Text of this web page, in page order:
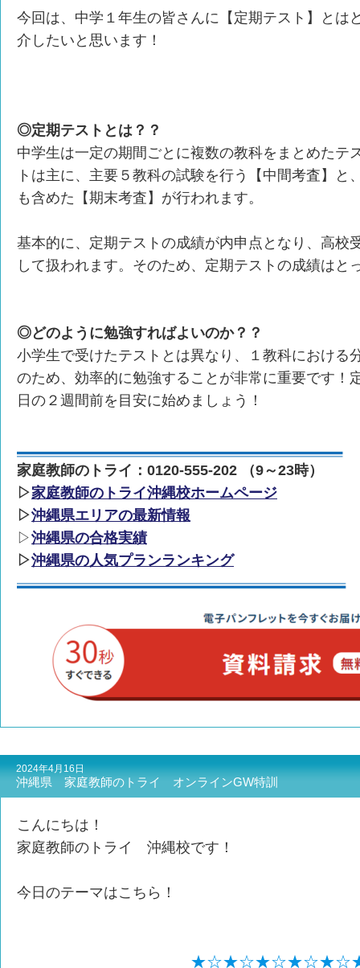
今回は、中学１年生の皆さんに【定期テスト】とは
介したいと思います！
◎定期テストとは？？
中学生は一定の期間ごとに複数の教科をまとめたテ
トは主に、主要５教科の試験を行う【中間考査】と
も含めた【期末考査】が行われます。
基本的に、定期テストの成績が内申点となり、高校
して扱われます。そのため、定期テストの成績はと
◎どのように勉強すればよいのか？？
小学生で受けたテストとは異なり、１教科における
のため、効率的に勉強することが非常に重要です！
日の２週間前を目安に始めましょう！
家庭教師のトライ：0120-555-202 （9～23時）
▷家庭教師のトライ沖縄校ホームページ
▷沖縄県エリアの最新情報
▷沖縄県の合格実績
▷沖縄県の人気プランランキング
2024年4月16日
沖縄県 家庭教師のトライ オンラインGW特訓
こんにちは！
家庭教師のトライ 沖縄校です！
今日のテーマはこちら！